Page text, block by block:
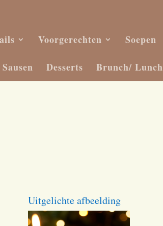
Voorgerechten Soepen
Sausen Desserts Brunch/ Lunch
Uitgelichte afbeelding